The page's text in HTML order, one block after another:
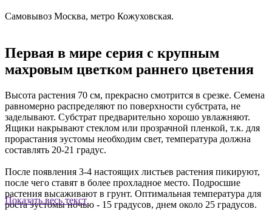
Показать весь текст
Самовывоз Москва, метро Кожуховская.
Первая в мире серия с крупным
махровым цветком раннего цветения
Высота растения 70 см, прекрасно смотрится в срезке. Семена
равномерно распределяют по поверхности субстрата, не
заделывают. Субстрат предварительно хорошо увлажняют.
Ящики накрывают стеклом или прозрачной пленкой, т.к. для
прорастания эустомы необходим свет, температура должна
составлять 20-21 градус.
После появления 3-4 настоящих листьев растения пикируют,
после чего ставят в более прохладное место. Подросшие
растения высаживают в грунт. Оптимальная температура для
роста эустомы ночью - 15 градусов, днем около 25 градусов.